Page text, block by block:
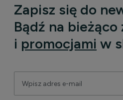
Zapisz się do
Bądź na bieżąco
i promocjami w